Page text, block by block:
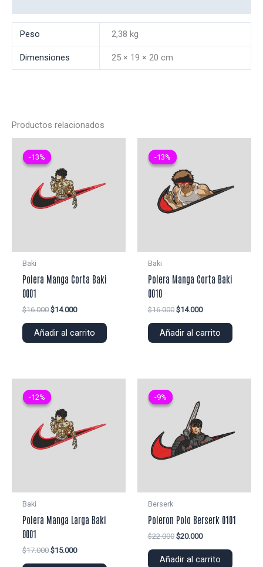
Peso 2,38 kg
Dimensiones 25 × 19 × 20 cm
Productos relacionados
-13%
-13%
Baki
Polera Manga Corta Baki
0001
$16.000 El
original
$14.000El
actual
Añadir al carrito
-13%
-13%
Baki
Polera Manga Corta Baki
0010
$16.000 El
original
$14.000El
actual
Añadir al carrito
-12%
-12%
Baki
Polera Manga Larga Baki
0001
$17.000 El
$15.000El
-9%
-9%
Berserk
Poleron Polo Berserk 0101
$22.000 El
original
$20.000El
actual
Añadir al carrito